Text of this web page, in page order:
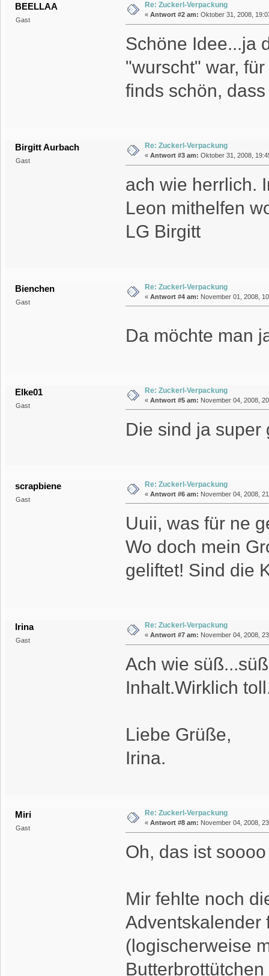
BEELLAA
Gast
Re: Zuckerl-Verpackung
« Antwort #2 am: Oktober 31, 2008,
Schöne Idee...ja
"wurscht" war,
finds schön,
Birgitt Aurbach
Gast
Re: Zuckerl-Verpackung
« Antwort #3 am: Oktober 31, 2008,
ach wie herrlich.
Leon mithelfen
LG Birgitt
Bienchen
Gast
Re: Zuckerl-Verpackung
« Antwort #4 am: November 01, 2008,
Da möchte man
Elke01
Gast
Re: Zuckerl-Verpackung
« Antwort #5 am: November 04, 2008,
Die sind ja super
scrapbiene
Gast
Re: Zuckerl-Verpackung
« Antwort #6 am: November 04, 2008,
Uuii, was für ne
Wo doch mein
geliftet! Sind die
Irina
Gast
Re: Zuckerl-Verpackung
« Antwort #7 am: November 04, 2008,
Ach wie
Inhalt.Wirklich
Liebe Grüße,
Irina.
Miri
Gast
Re: Zuckerl-Verpackung
« Antwort #8 am: November 04, 2008,
Oh, das ist
Mir fehlte noch
Adventskalender
(logischerweise